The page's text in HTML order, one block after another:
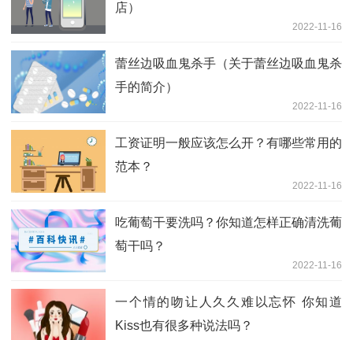
店）
2022-11-16
蕾丝边吸血鬼杀手（关于蕾丝边吸血鬼杀
手的简介）
2022-11-16
工资证明一般应该怎么开？有哪些常用的
范本？
2022-11-16
吃葡萄干要洗吗？你知道怎样正确清洗葡
萄干吗？
2022-11-16
一个情的吻让人久久难以忘怀 你知道
Kiss也有很多种说法吗？